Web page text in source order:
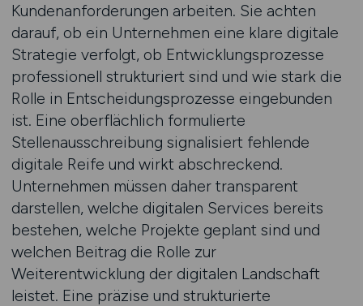
Kundenanforderungen arbeiten. Sie achten
darauf, ob ein Unternehmen eine klare digitale
Strategie verfolgt, ob Entwicklungsprozesse
professionell strukturiert sind und wie stark die
Rolle in Entscheidungsprozesse eingebunden
ist. Eine oberflächlich formulierte
Stellenausschreibung signalisiert fehlende
digitale Reife und wirkt abschreckend.
Unternehmen müssen daher transparent
darstellen, welche digitalen Services bereits
bestehen, welche Projekte geplant sind und
welchen Beitrag die Rolle zur
Weiterentwicklung der digitalen Landschaft
leistet. Eine präzise und strukturierte